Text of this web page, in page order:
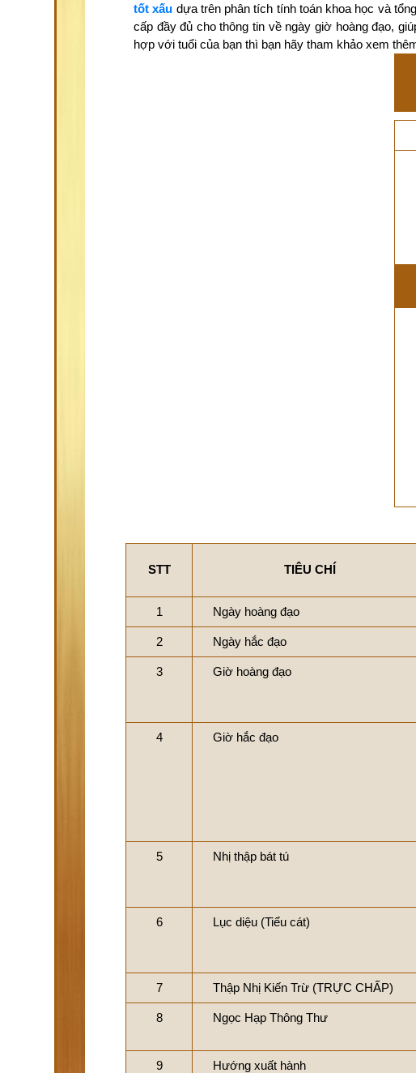
tốt xấu dựa trên phân tích tính toán khoa học và
cấp đầy đủ cho thông tin về ngày giờ hoàng đạo,
hợp với tuổi của bạn thì bạn hãy tham khảo xem
STT TIÊU CHÍ
1 Ngày hoàng đạo
2 Ngày hắc đạo
3 Giờ hoàng đạo
4 Giờ hắc đạo
5 Nhị thập bát tú
6 Lục diệu (Tiểu cát)
7 Thập Nhị Kiến Trừ (TRỰC CHẤP)
8 Ngọc Hạp Thông Thư
9 Hướng xuất hành